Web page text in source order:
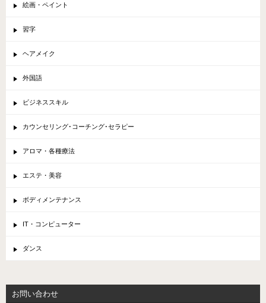
絵画・ペイント
習字
ヘアメイク
外国語
ビジネススキル
カウンセリング･コーチング･セラピー
アロマ・各種療法
エステ・美容
ボディメンテナンス
IT・コンピューター
ダンス
お問い合わせ